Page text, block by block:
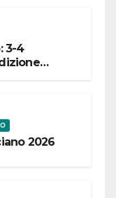
3-4
2026